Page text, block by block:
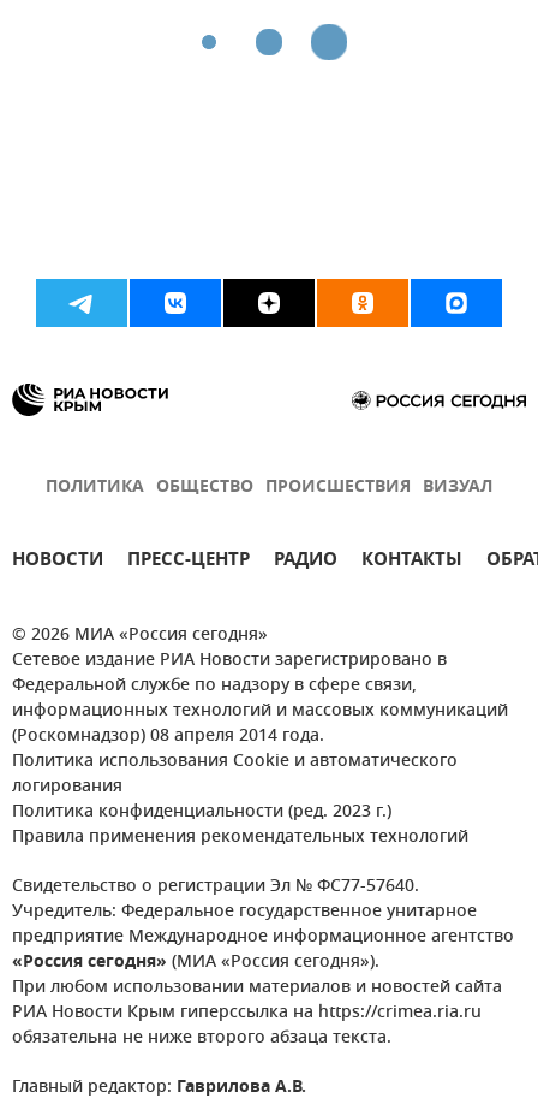
ПОЛИТИКА ОБЩЕСТВО ПРОИСШЕСТВИЯ ВИЗУАЛ
НОВОСТИ ПРЕСС-ЦЕНТР РАДИО КОНТАКТЫ
© 2026 МИА «Россия сегодня»
Сетевое издание РИА Новости зарегистрировано в
Федеральной службе по надзору в сфере связи,
информационных технологий и массовых коммуникаций
(Роскомнадзор) 08 апреля 2014 года.
Политика использования Cookie и автоматического
логирования
Политика конфиденциальности (ред. 2023 г.)
Правила применения рекомендательных технологий
Свидетельство о регистрации Эл № ФС77-57640.
Учредитель: Федеральное государственное унитарное
предприятие Международное информационное агентство
«Россия сегодня» (МИА «Россия сегодня»).
При любом использовании материалов и новостей сайта
РИА Новости Крым гиперссылка на https://crimea.ria.ru
обязательна не ниже второго абзаца текста.
Главный редактор: Гаврилова А.В.